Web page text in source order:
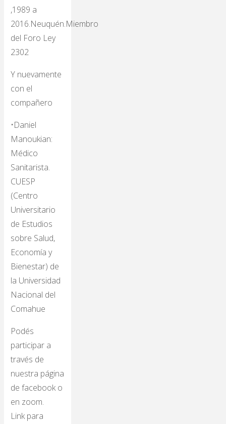
,1989 a
2016.Neuquén.Miembro
del Foro Ley
2302
Y nuevamente
con el
compañero
•Daniel
Manoukian:
Médico
Sanitarista.
CUESP
(Centro
Universitario
de Estudios
sobre Salud,
Economía y
Bienestar) de
la Universidad
Nacional del
Comahue
Podés
participar a
través de
nuestra página
de facebook o
en zoom.
Link para